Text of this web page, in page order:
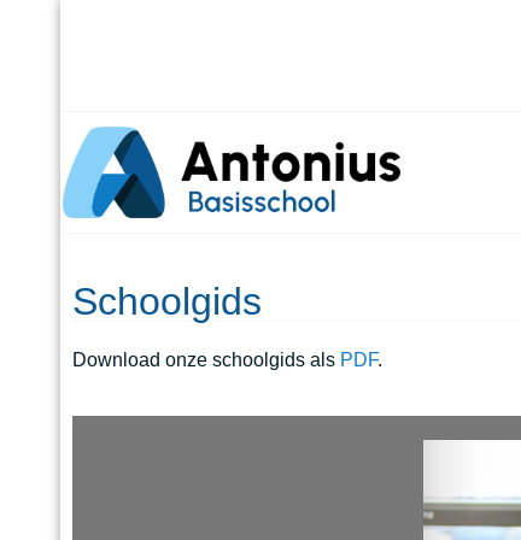
Schoolgids
Download onze schoolgids als PDF.